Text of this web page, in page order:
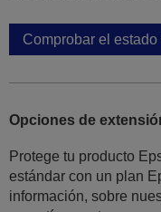
Comprobar el
Opciones de
Protege tu producto
estándar con un plan
información, sobre